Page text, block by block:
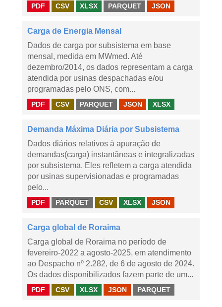
PDF CSV XLSX PARQUET JSON
Carga de Energia Mensal
Dados de carga por subsistema em base
mensal, medida em MWmed. Até
dezembro/2014, os dados representam a carga
atendida por usinas despachadas e/ou
programadas pelo ONS, com...
PDF CSV PARQUET JSON XLSX
Demanda Máxima Diária por Subsistema
Dados diários relativos à apuração de
demandas(carga) instantâneas e integralizadas
por subsistema. Eles refletem a carga atendida
por usinas supervisionadas e programadas
pelo...
PDF PARQUET CSV XLSX JSON
Carga global de Roraima
Carga global de Roraima no período de
fevereiro-2022 a agosto-2025, em atendimento
ao Despacho nº 2.282, de 6 de agosto de 2024.
Os dados disponibilizados fazem parte de um...
PDF CSV XLSX JSON PARQUET